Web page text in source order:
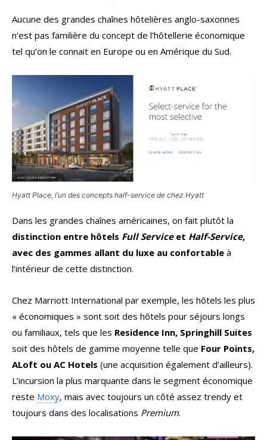
Aucune des grandes chaînes hôtelières anglo-saxonnes
n’est pas familière du concept de l’hôtellerie économique
tel qu’on le connait en Europe ou en Amérique du Sud.
Hyatt Place, l’un des concepts half-service de chez Hyatt
Dans les grandes chaînes américaines, on fait plutôt la
distinction entre hôtels Full Serviceet Half-Service,
avec des gammes allant du luxe au confortable à
l’intérieur de cette distinction.
Chez Marriott International par exemple, les hôtels les plus
« économiques » sont soit des hôtels pour séjours longs
ou familiaux, tels que les Residence Inn, Springhill Suites
soit des hôtels de gamme moyenne telle que Four Points,
ALoft ou AC Hotels (une acquisition également d’ailleurs).
L’incursion la plus marquante dans le segment économique
reste Moxy, mais avec toujours un côté assez trendy et
toujours dans des localisations Premium.